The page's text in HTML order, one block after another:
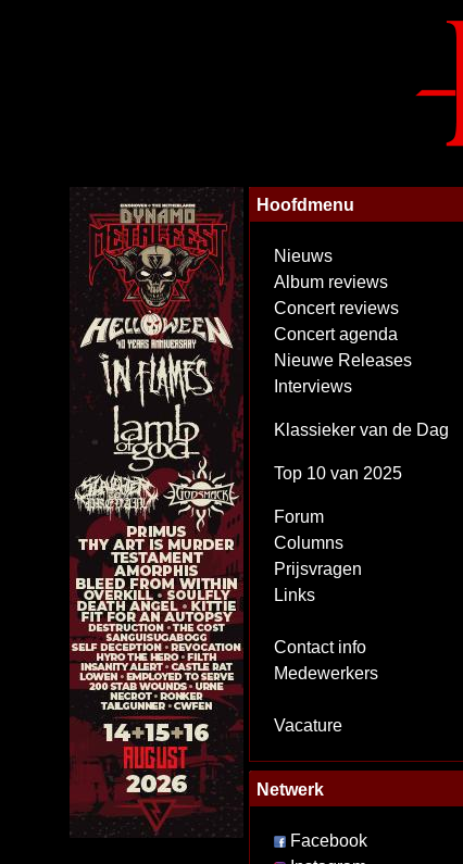
Hoofdmenu
Nieuws
Album reviews
Concert reviews
Concert agenda
Nieuwe Releases
Interviews
Klassieker van de Dag
Top 10 van 2025
Forum
Columns
Prijsvragen
Links
Contact info
Medewerkers
Vacature
Netwerk
Facebook